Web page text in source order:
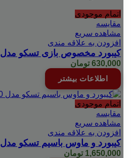
اتمام موجودی
مقایسه
مشاهده سریع
افزودن به علاقه مندی
کیبورد مخصوص بازی تسکو مدل Tsco TK 8031
630,000 تومان
اطلاعات بیشتر
اتمام موجودی
مقایسه
مشاهده سریع
افزودن به علاقه مندی
کیبورد و ماوس باسیم تسکو مدل TKM 8050
1,650,000 تومان